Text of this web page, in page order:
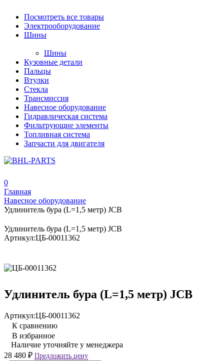
Посмотреть все товары
Электрооборудование
Шины
Шины
Кузовные детали
Пальцы
Втулки
Стекла
Трансмиссия
Навесное оборудование
Гидравлическая система
Фильтрующие элементы
Топливная система
Запчасти для двигателя
0
Главная
Навесное оборудование
Удлинитель бура (L=1,5 метр) JCB
Удлинитель бура (L=1,5 метр) JCB
Артикул:ЦБ-00011362
Удлинитель бура (L=1,5 метр) JCB
Артикул:ЦБ-00011362
К сравнению
В избранное
Наличие уточняйте у менеджера
28 480 ₽ Предложить цену